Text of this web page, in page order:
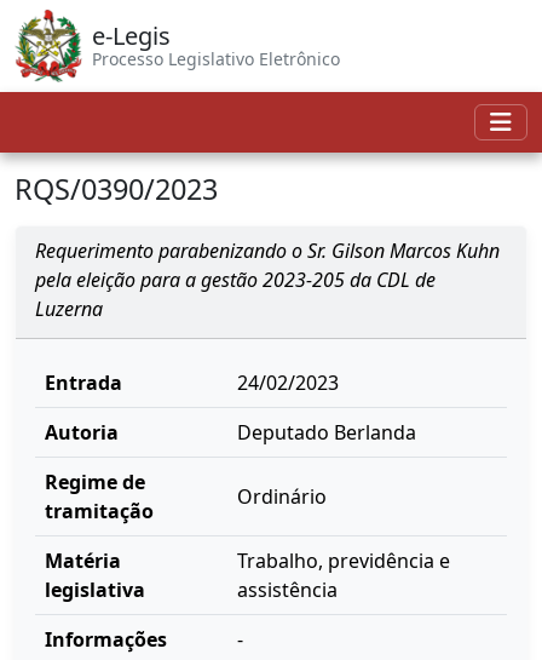
e-Legis
Processo Legislativo Eletrônico
RQS/0390/2023
Requerimento parabenizando o Sr. Gilson Marcos Kuhn
pela eleição para a gestão 2023-205 da CDL de
Luzerna
Entrada
24/02/2023
Autoria
Deputado Berlanda
Regime de
tramitação
Ordinário
Matéria
legislativa
Trabalho, previdência e
assistência
Informações
-